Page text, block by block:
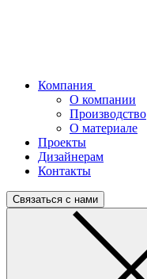
Компания
О компании
Производство
О материале
Проекты
Дизайнерам
Контакты
Связаться с нами